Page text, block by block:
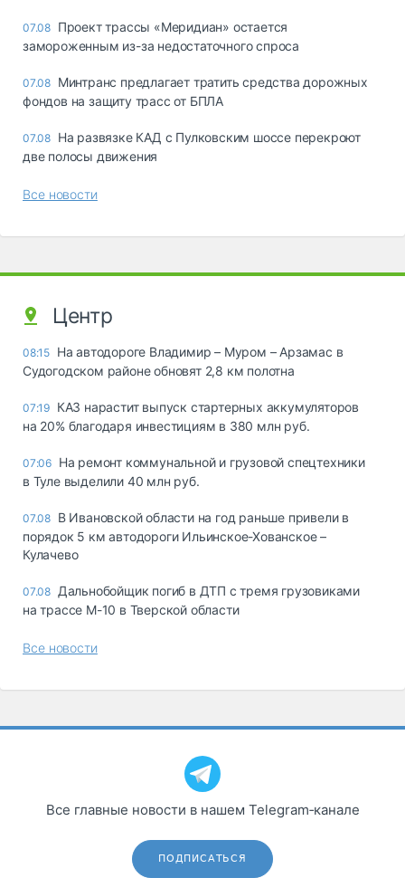
07.08 Проект трассы «Меридиан» остается
замороженным из-за недостаточного спроса
07.08 Минтранс предлагает тратить средства дорожных
фондов на защиту трасс от БПЛА
07.08 На развязке КАД с Пулковским шоссе перекроют
две полосы движения
Все новости
Центр
08:15 На автодороге Владимир – Муром – Арзамас в
Судогодском районе обновят 2,8 км полотна
07:19 КАЗ нарастит выпуск стартерных аккумуляторов
на 20% благодаря инвестициям в 380 млн руб.
07:06 На ремонт коммунальной и грузовой спецтехники
в Туле выделили 40 млн руб.
07.08 В Ивановской области на год раньше привели в
порядок 5 км автодороги Ильинское-Хованское –
Кулачево
07.08 Дальнобойщик погиб в ДТП с тремя грузовиками
на трассе М-10 в Тверской области
Все новости
Все главные новости в нашем Telegram‑канале
ПОДПИСАТЬСЯ